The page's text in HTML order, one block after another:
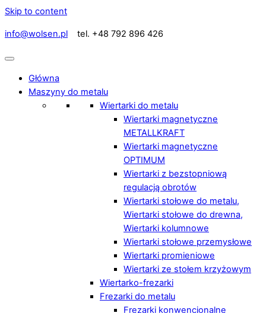
Skip to content
info@wolsen.pl tel. +48 792 896 426
Główna
Maszyny do metalu
Wiertarki do metalu
Wiertarki magnetyczne
METALLKRAFT
Wiertarki magnetyczne
OPTIMUM
Wiertarki z bezstopniową
regulacją obrotów
Wiertarki stołowe do metalu,
Wiertarki stołowe do drewna,
Wiertarki kolumnowe
Wiertarki stołowe przemysłowe
Wiertarki promieniowe
Wiertarki ze stołem krzyżowym
Wiertarko-frezarki
Frezarki do metalu
Frezarki konwencjonalne